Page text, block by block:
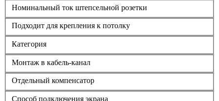
Номинальный ток штепсельной розетки
Подходит для крепления к потолку
Категория
Монтаж в кабель-канал
Отдельный компенсатор
Способ подключения экрана